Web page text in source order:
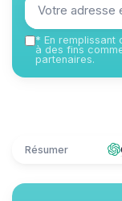
* En remplissant
à des fins
partenaires.
Résumer